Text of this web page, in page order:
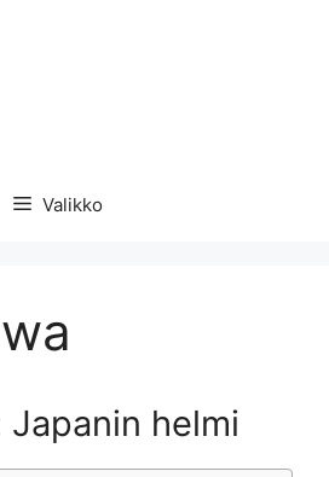
Valikko
Japanin helmi